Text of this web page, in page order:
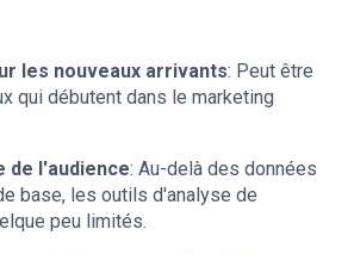
les nouveaux arrivants: Peut être
qui débutent dans le marketing
de l'audience: Au-delà des données
base, les outils d'analyse de
peu limités.